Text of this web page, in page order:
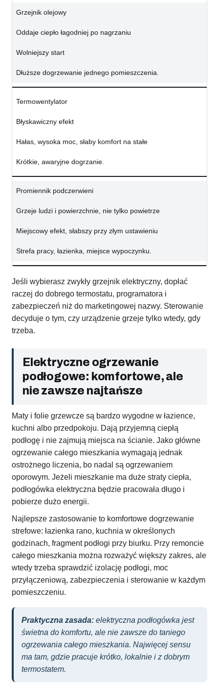
Grzejnik olejowy
Oddaje ciepło łagodniej po nagrzaniu
Wolniejszy start
Dłuższe dogrzewanie jednego pomieszczenia.
Termowentylator
Błyskawiczny efekt
Hałas, wysoka moc, słaby komfort na stałe
Krótkie, awaryjne dogrzanie.
Promiennik podczerwieni
Grzeje ludzi i powierzchnie, nie tylko powietrze
Miejscowy efekt, słabszy przy złym ustawieniu
Strefa pracy, łazienka, miejsce wypoczynku.
Jeśli wybierasz zwykły grzejnik elektryczny, dopłać
raczej do dobrego termostatu, programatora i
zabezpieczeń niż do marketingowej nazwy. Sterowanie
decyduje o tym, czy urządzenie grzeje tylko wtedy, gdy
trzeba.
Elektryczne ogrzewanie
podłogowe: komfortowe, ale
nie zawsze najtańsze
Maty i folie grzewcze są bardzo wygodne w łazience,
kuchni albo przedpokoju. Dają przyjemną ciepłą
podłogę i nie zajmują miejsca na ścianie. Jako główne
ogrzewanie całego mieszkania wymagają jednak
ostrożnego liczenia, bo nadal są ogrzewaniem
oporowym. Jeżeli mieszkanie ma duże straty ciepła,
podłogówka elektryczna będzie pracowała długo i
pobierze dużo energii.
Najlepsze zastosowanie to komfortowe dogrzewanie
strefowe: łazienka rano, kuchnia w określonych
godzinach, fragment podłogi przy biurku. Przy remoncie
całego mieszkania można rozważyć większy zakres, ale
wtedy trzeba sprawdzić izolację podłogi, moc
przyłączeniową, zabezpieczenia i sterowanie w każdym
pomieszczeniu.
Praktyczna zasada: elektryczna podłogówka jest
świetna do komfortu, ale nie zawsze do taniego
ogrzewania całego mieszkania. Najwięcej sensu
ma tam, gdzie pracuje krótko, lokalnie i z dobrym
termostatem.